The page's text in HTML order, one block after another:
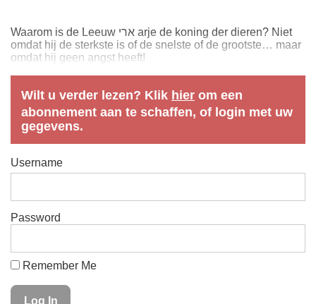
Waarom is de Leeuw ארי arje de koning der dieren? Niet
omdat hij de sterkste is of de snelste of de grootste… maar
omdat hij geen angst heeft!
Wilt u verder lezen? Klik hier om een
abonnement aan te schaffen, of login met uw
gegevens.
Username
Password
Remember Me